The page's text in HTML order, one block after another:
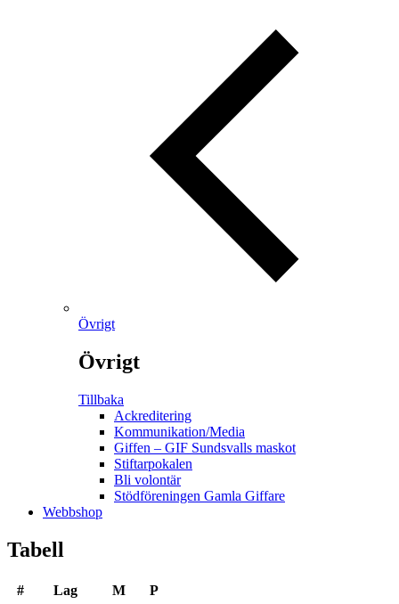
Övrigt
Övrigt
Tillbaka
Ackreditering
Kommunikation/Media
Giffen – GIF Sundsvalls maskot
Stiftarpokalen
Bli volontär
Stödföreningen Gamla Giffare
Webbshop
Tabell
# Lag M P